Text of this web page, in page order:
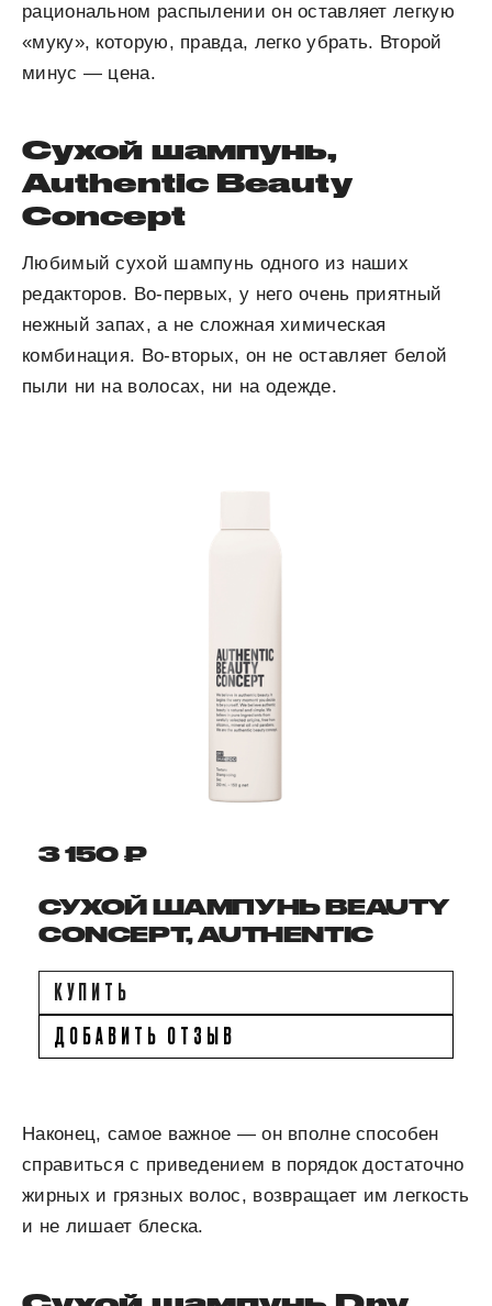
рациональном распылении он оставляет легкую
«муку», которую, правда, легко убрать. Второй
минус — цена.
Сухой шампунь,
Authentic Beauty
Concept
Любимый сухой шампунь одного из наших
редакторов. Во-первых, у него очень приятный
нежный запах, а не сложная химическая
комбинация. Во-вторых, он не оставляет белой
пыли ни на волосах, ни на одежде.
3 150 ₽
СУХОЙ ШАМПУНЬ BEAUTY
CONCEPT, AUTHENTIC
КУПИТЬ
ДОБАВИТЬ ОТЗЫВ
Наконец, самое важное — он вполне способен
справиться с приведением в порядок достаточно
жирных и грязных волос, возвращает им легкость
и не лишает блеска.